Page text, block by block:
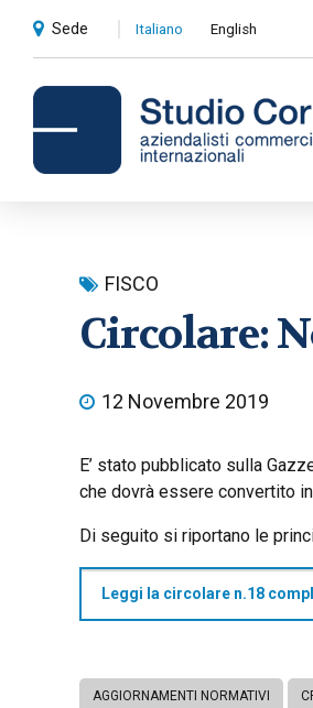
Sede Italiano English
Compliance
Revisioni contabili
FISCO
Circolare:
12 Novembre 2019
E’ stato pubblicato sulla
che dovrà essere convertito
Di seguito si riportano le
Leggi la circolare n.18
AGGIORNAMENTI NORMATIVI